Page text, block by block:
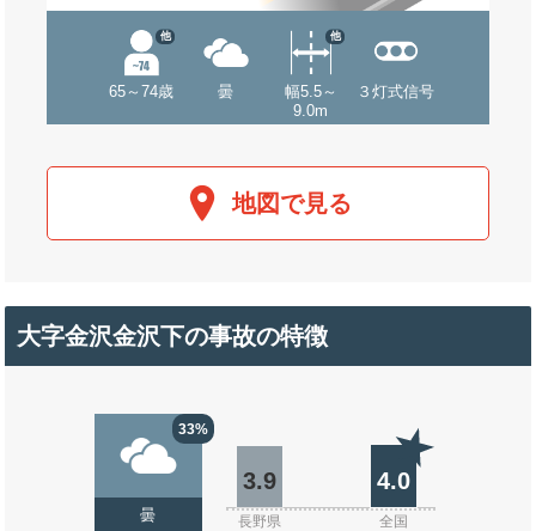
65～74歳
他
曇
幅5.5～
9.0m
他
３灯式信号
地図で見る
大字金沢金沢下の事故の特徴
33%
曇
3.9 4.0
長野県 全国